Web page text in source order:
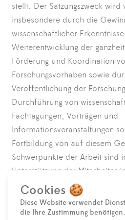
Cookies 🍪
Diese Website verwendet
die Ihre Zustimmung benötigen.
stellt. Der Satzungszweck wird
insbesondere durch die
wissenschaftlicher
Weiterentwicklung der
Förderung und Koordination
Forschungsvorhaben sowie
Veröffentlichung der
Durchführung von
Fachtagungen, Vorträgen und
Informationsveranstaltungen
Fortbildung von auf diesem
Schwerpunkte der Arbeit sind
Unterstützung der Mitarbeiter
Weiterbildung
Durchführung
Förderung wissenschaftlicher